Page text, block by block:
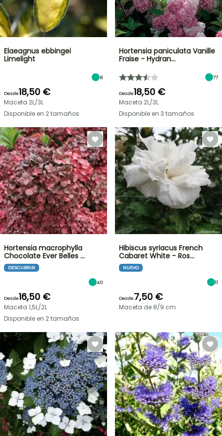
Elaeagnus ebbingei
Limelight
8
Desde18,50 €
Maceta 2L/3L
Disponible en 2 tamaños
Hortensia paniculata Vanille
Fraise - Hydran…
77
Desde18,50 €
Maceta 2L/3L
Disponible en 3 tamaños
Hortensia macrophylla
Chocolate Ever Belles …
DESCUBRIR
40
Desde16,50 €
Maceta 1,5L/2L
Disponible en 2 tamaños
Hibiscus syriacus French
Cabaret White - Ros…
NUEVO
11
Desde7,50 €
Maceta de 8/9 cm